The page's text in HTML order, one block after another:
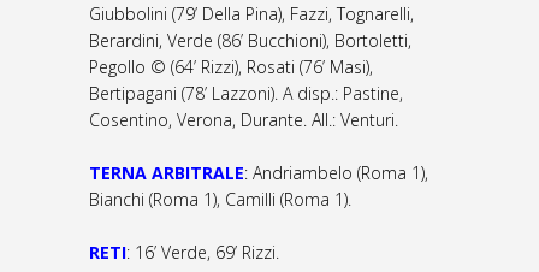
Giubbolini (79’ Della Pina), Fazzi, Tognarelli,
Berardini, Verde (86’ Bucchioni), Bortoletti,
Pegollo © (64’ Rizzi), Rosati (76’ Masi),
Bertipagani (78’ Lazzoni). A disp.: Pastine,
Cosentino, Verona, Durante. All.: Venturi.
TERNA ARBITRALE: Andriambelo (Roma 1),
Bianchi (Roma 1), Camilli (Roma 1).
RETI: 16’ Verde, 69’ Rizzi.